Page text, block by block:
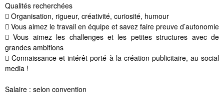
Qualités recherchées
 Organisation, rigueur, créativité, curiosité, humour
 Vous aimez le travail en équipe et savez faire preuve d’autonomie
 Vous aimez les challenges et les petites structures avec de
grandes ambitions
 Connaissance et intérêt porté à la création publicitaire, au social
media !
Salaire : selon convention